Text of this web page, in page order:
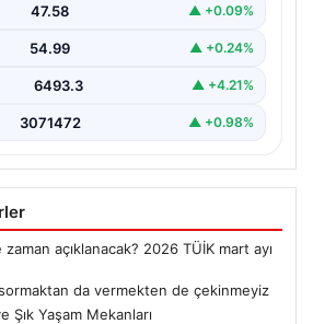
47.58 ▲ +0.09%
54.99 ▲ +0.24%
6493.3 ▲ +4.21%
3071472 ▲ +0.98%
açıklanacak? 2026 TÜİK mart ayı
sormaktan da vermekten de çekinmeyiz
Yaşam Mekanları